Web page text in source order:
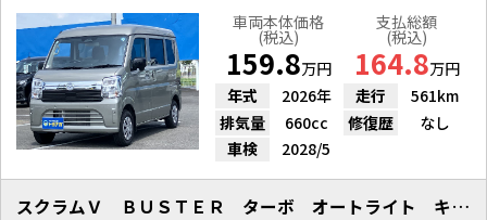
車両本体価格
(税込)
159.8万円
支払総額
(税込)
164.8万円
年式
2026年 走行
561km
排気量
660cc 修復歴
なし
車検
2028/5
スクラムＶ ＢＵＳＴＥＲ ターボ オートライト キーレスエントリー